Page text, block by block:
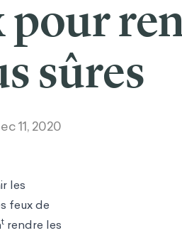
pour
sûres
11, 2020
les
feux de
t rendre les